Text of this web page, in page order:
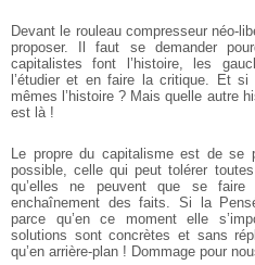
Devant le rouleau compresseur néo-
proposer. Il faut se demander
capitalistes font l’histoire, les
l’étudier et en faire la critique. Et
mêmes l’histoire ? Mais quelle autre
est là !
Le propre du capitalisme est de se
possible, celle qui peut tolérer
qu’elles ne peuvent que se
enchaînement des faits. Si la
parce qu’en ce moment elle
solutions sont concrètes et sans
qu’en arrière-plan ! Dommage pour